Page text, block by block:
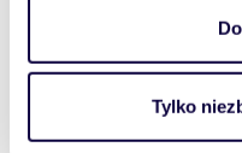
Wykorzystujemy pliki
i reklam, aby oferować
korzystasz z naszej
Tylko
Historia kuchni